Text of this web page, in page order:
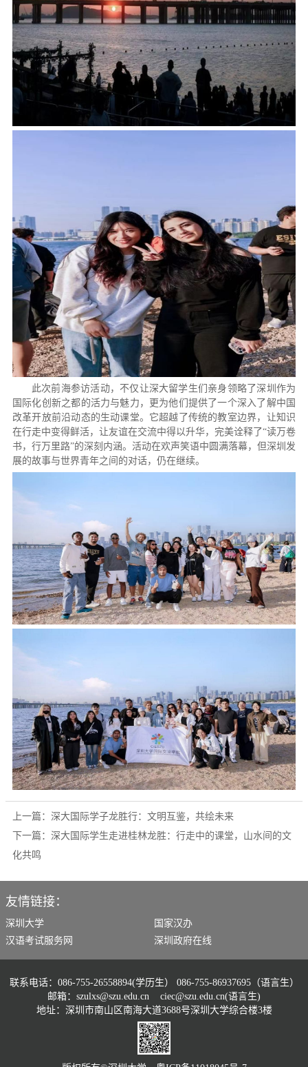
此次前海参访活动，不仅让深大留学生们亲身领略了深圳作为
国际化创新之都的活力与魅力，更为他们提供了一个深入了解中国
改革开放前沿动态的生动课堂。它超越了传统的教室边界，让知识
在行走中变得鲜活，让友谊在交流中得以升华，完美诠释了“读万卷
书，行万里路”的深刻内涵。活动在欢声笑语中圆满落幕，但深圳发
展的故事与世界青年之间的对话，仍在继续。
上一篇： 深大国际学子龙胜行：文明互鉴，共绘未来
下一篇： 深大国际学生走进桂林龙胜：行走中的课堂，山水间的文
化共鸣
友情链接：
深圳大学
国家汉办
汉语考试服务网
深圳政府在线
联系电话：086-755-26558894(学历生） 086-755-86937695（语言生）
邮箱：szulxs@szu.edu.cn ciec@szu.edu.cn(语言生)
地址：深圳市南山区南海大道3688号深圳大学综合楼3楼